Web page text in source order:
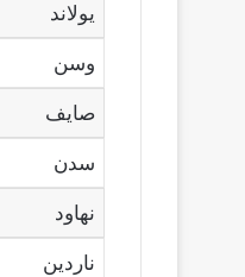
يولاند
وسن
صايف
سدن
نهاود
ناردين